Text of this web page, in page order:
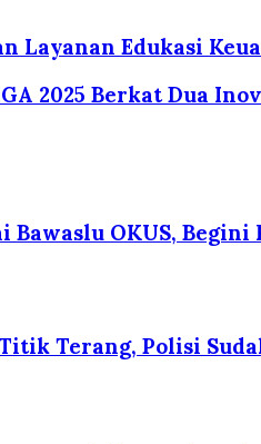
Layanan Edukasi
2025 Berkat Dua
OKUS,
Titik Terang, Polisi